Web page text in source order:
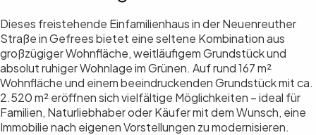
Dieses freistehende Einfamilienhaus in der Neuenreuther
Straße in Gefrees bietet eine seltene Kombination aus
großzügiger Wohnfläche, weitläufigem Grundstück und
absolut ruhiger Wohnlage im Grünen. Auf rund 167 m²
Wohnfläche und einem beeindruckenden Grundstück mit ca.
2.520 m² eröffnen sich vielfältige Möglichkeiten – ideal für
Familien, Naturliebhaber oder Käufer mit dem Wunsch, eine
Immobilie nach eigenen Vorstellungen zu modernisieren.